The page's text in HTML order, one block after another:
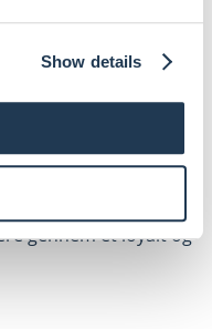
Show details
advokatfirma,
for en lang række
mål er at hjælpe
gennem et loyalt og